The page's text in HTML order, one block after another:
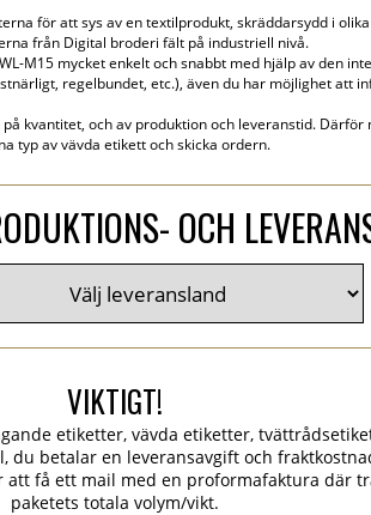
10000 st.
15000 st.
20000 st.
för att sys av en textilprodukt, skräddarsydd i
från Digital broderi fält på industriell nivå.
M15 mycket enkelt och snabbt med hjälp av den
regelbundet, etc.), även du har möjlighet att
kvantitet, och av produktion och leveranstid.
typ av vävda etikett och skicka ordern.
OCH
VIKTIGT!
etiketter, vävda etiketter,
betalar en leveransavgift och
få ett mail med en proformafaktura där
paketets totala volym/vikt.